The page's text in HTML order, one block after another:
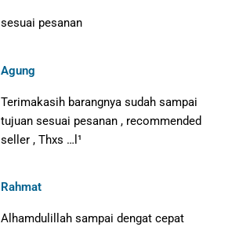
sesuai pesanan
Agung
Terimakasih barangnya sudah sampai
tujuan sesuai pesanan , recommended
seller , Thxs …l¹
Rahmat
Alhamdulillah sampai dengat cepat